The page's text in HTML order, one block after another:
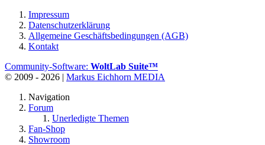
Impressum
Datenschutzerklärung
Allgemeine Geschäftsbedingungen (AGB)
Kontakt
Community-Software: WoltLab Suite™
© 2009 - 2026 | Markus Eichhorn MEDIA
Navigation
Forum
Unerledigte Themen
Fan-Shop
Showroom